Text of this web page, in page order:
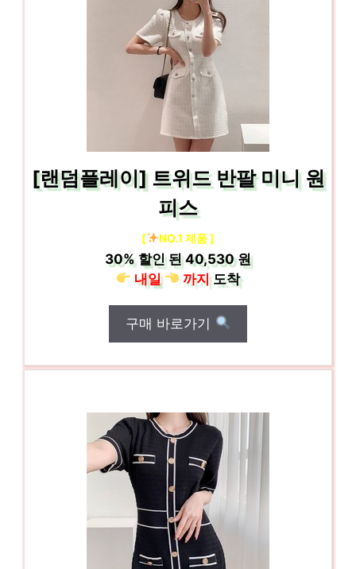
[랜덤플레이] 트위드 반팔 미니 원
피스
[ NO.1 제품 ]
30% 할인 된40,530 원
내일
까지도착
구매 바로가기